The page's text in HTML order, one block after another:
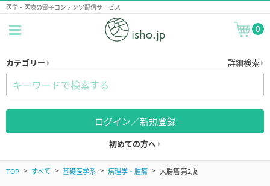
医学・医療の電子コンテンツ配信サービス
0
カテゴリー 詳細検索
ログイン／新規登録
初めての方へ
TOP すべて 基礎医学系 病理学・腫瘍 大腸癌 第2版